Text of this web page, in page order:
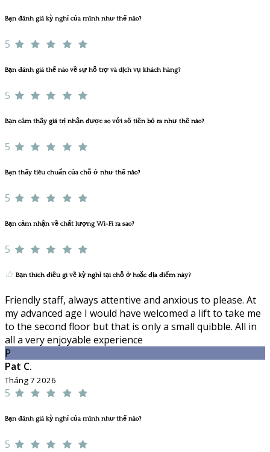
Bạn đánh giá kỳ nghỉ của mình như thế nào?
5
Bạn đánh giá thế nào về sự hỗ trợ và dịch vụ khách hàng?
5
Bạn cảm thấy giá trị nhận được so với số tiền bỏ ra như thế nào?
5
Bạn thấy tiêu chuẩn của chỗ ở như thế nào?
5
Bạn cảm nhận về chất lượng Wi-Fi ra sao?
5
Bạn thích điều gì về kỳ nghỉ tại chỗ ở hoặc địa điểm này?
Friendly staff, always attentive and anxious to please. At
my advanced age I would have welcomed a lift to take me
to the second floor but that is only a small quibble. All in
all a very enjoyable experience
P
Pat C.
Tháng 7 2026
5
Bạn đánh giá kỳ nghỉ của mình như thế nào?
5